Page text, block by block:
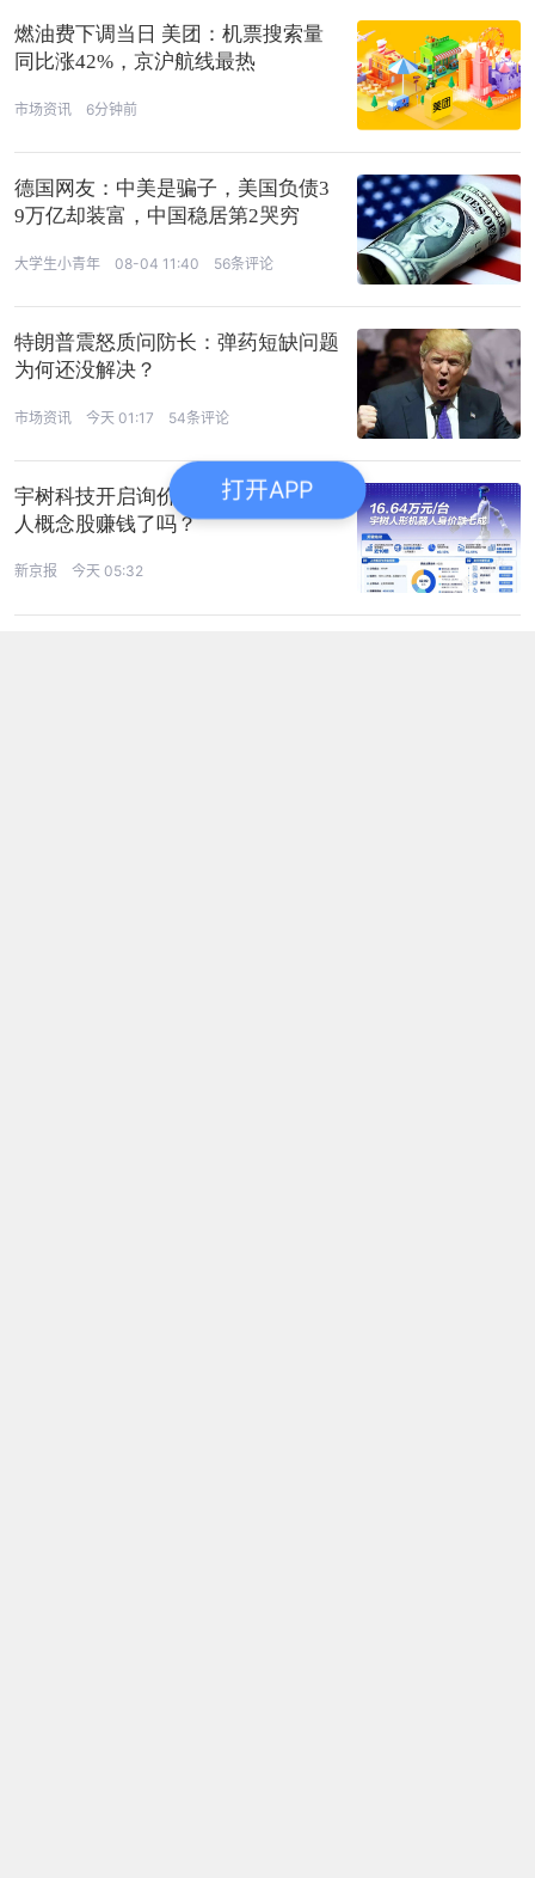
燃油费下调当日 美团：机票搜索量
同比涨42%，京沪航线最热
市场资讯 6分钟前
德国网友：中美是骗子，美国负债3
9万亿却装富，中国稳居第2哭穷
大学生小青年 08-04 11:40 56条评论
特朗普震怒质问防长：弹药短缺问题
为何还没解决？
市场资讯 今天 01:17 54条评论
宇树科技开启询价，那些年买的机器
人概念股赚钱了吗？
新京报 今天 05:32
打开APP